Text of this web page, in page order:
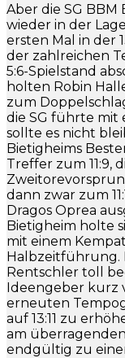
Aber die SG
wieder in der
ersten Mal in der
der zahlreichen
5:6-Spielstand
holten Robin
zum
die SG führte mit
sollte es nicht
Bietigheims
Treffer zum 11:9,
dann zwar zum
Dragos Oprea
Bietigheim holte
mit einem
Halbzeitführung.
Rentschler toll
Ideengeber kurz
erneuten
auf 13:11 zu
am
endgültig zu